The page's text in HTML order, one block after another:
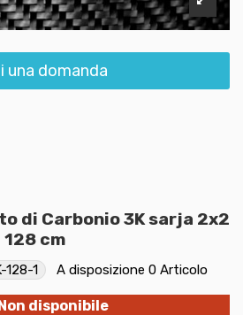
una domanda
di Carbonio 3K sarja 2x2
128 cm
128-1 A disposizione 0 Articolo
disponibile